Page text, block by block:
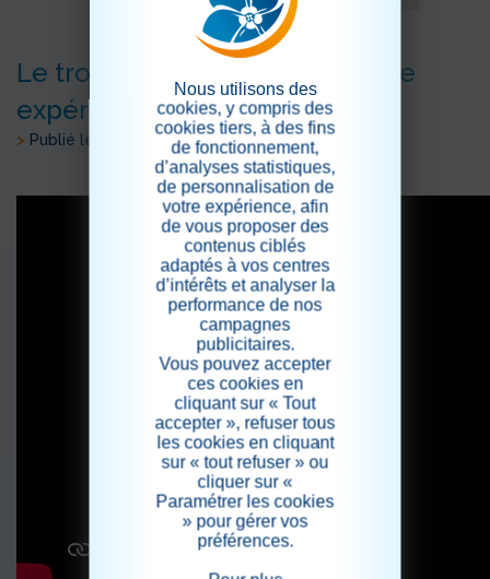
Le trophée des chefs: une belle
expérience
> Publié le 30/11/2025
Nous utilisons des
cookies, y compris des
cookies tiers, à des fins
de fonctionnement,
d’analyses statistiques,
de personnalisation de
votre expérience, afin
de vous proposer des
contenus ciblés
adaptés à vos centres
d’intérêts et analyser la
performance de nos
campagnes
publicitaires.
Vous pouvez accepter
ces cookies en
cliquant sur « Tout
accepter », refuser tous
les cookies en cliquant
sur « tout refuser » ou
cliquer sur «
Paramétrer les cookies
» pour gérer vos
préférences.